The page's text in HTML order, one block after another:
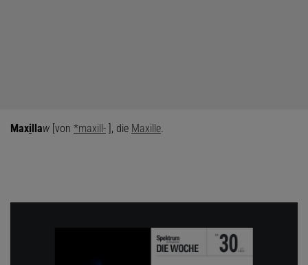
Maxillaw [von *maxill- ], die Maxille.